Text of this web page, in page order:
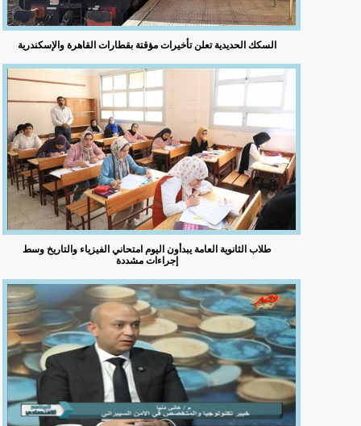
السكك الحديدية تعلن تأخيرات مؤقتة بقطارات القاهرة والإسكندرية
طلاب الثانوية العامة يبدأون اليوم امتحاني الفيزياء والتاريخ وسط
إجراءات مشددة